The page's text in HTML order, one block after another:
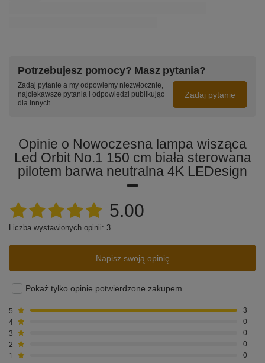
Potrzebujesz pomocy? Masz pytania?
Zadaj pytanie a my odpowiemy niezwłocznie,
najciekawsze pytania i odpowiedzi publikując
dla innych.
Zadaj pytanie
Opinie o Nowoczesna lampa wisząca
Led Orbit No.1 150 cm biała sterowana
pilotem barwa neutralna 4K LEDesign
5.00
Liczba wystawionych opinii: 3
Napisz swoją opinię
Pokaż tylko opinie potwierdzone zakupem
5
3
4
0
3
0
2
0
1
0